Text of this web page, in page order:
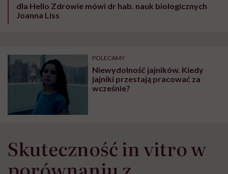
dla Hello Zdrowie mówi dr hab. nauk biologicznych
Joanna Liss
POLECAMY
Niewydolność jajników. Kiedy
jajniki przestają pracować za
wcześnie?
Skuteczność in vitro w